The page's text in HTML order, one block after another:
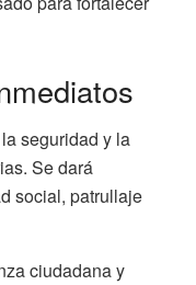
seguridad y la
Se dará
social, patrullaje
ciudadana y